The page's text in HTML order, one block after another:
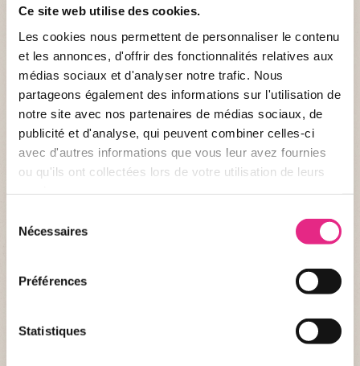
Ce site web utilise des cookies.
Les cookies nous permettent de personnaliser le contenu
et les annonces, d'offrir des fonctionnalités relatives aux
médias sociaux et d'analyser notre trafic. Nous
partageons également des informations sur l'utilisation de
notre site avec nos partenaires de médias sociaux, de
publicité et d'analyse, qui peuvent combiner celles-ci
avec d'autres informations que vous leur avez fournies
ou qu'ils ont collectées lors de votre utilisation de leurs
Nécessaires
Préférences
Statistiques